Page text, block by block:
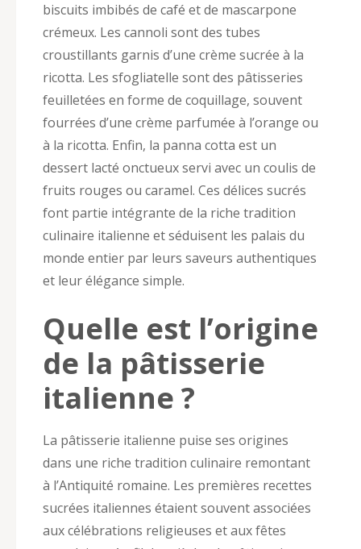
biscuits imbibés de café et de mascarpone
crémeux. Les cannoli sont des tubes
croustillants garnis d’une crème sucrée à la
ricotta. Les sfogliatelle sont des pâtisseries
feuilletées en forme de coquillage, souvent
fourrées d’une crème parfumée à l’orange ou
à la ricotta. Enfin, la panna cotta est un
dessert lacté onctueux servi avec un coulis de
fruits rouges ou caramel. Ces délices sucrés
font partie intégrante de la riche tradition
culinaire italienne et séduisent les palais du
monde entier par leurs saveurs authentiques
et leur élégance simple.
Quelle est l’origine
de la pâtisserie
italienne ?
La pâtisserie italienne puise ses origines
dans une riche tradition culinaire remontant
à l’Antiquité romaine. Les premières recettes
sucrées italiennes étaient souvent associées
aux célébrations religieuses et aux fêtes